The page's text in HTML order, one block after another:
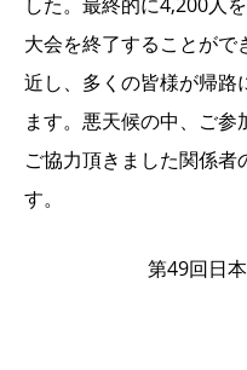
大会を終了することが
近し、多くの皆様が帰路
ます。悪天候の中、ご
ご協力頂きました関係者
す。
第49回日